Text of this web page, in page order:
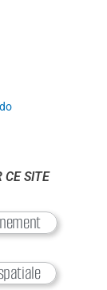
CE SITE